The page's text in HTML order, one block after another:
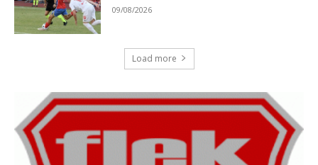
09/08/2026
Load more